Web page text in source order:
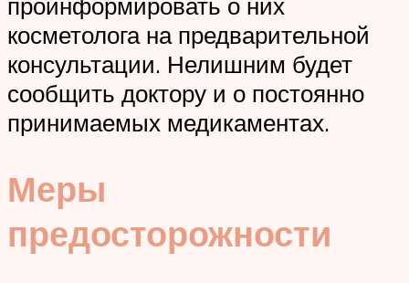
косметолога на предварительной
консультации. Нелишним будет
сообщить доктору и о постоянно
принимаемых медикаментах.
Меры
предосторожности